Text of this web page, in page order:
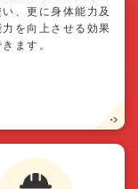
、更に身体能力及
を向上させる効果
ます。